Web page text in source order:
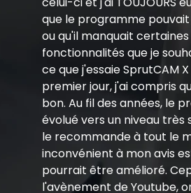
que le programme
ou qu'il manquait certaines
fonctionnalités que je
ce que j'essaie SprutCAM
premier jour, j'ai compris
bon. Au fil des années, le
évolué vers un niveau très
le recommande à tout le
inconvénient à mon avis
pourrait être amélioré.
l'avènement de Youtube,